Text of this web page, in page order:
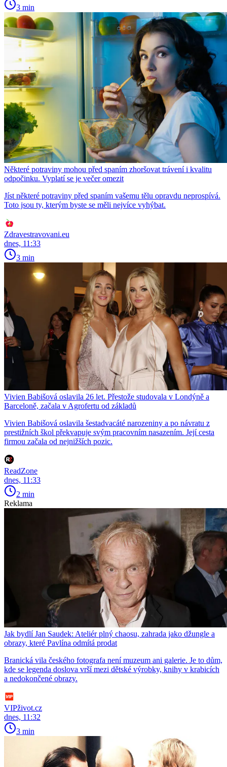
3 min
Některé potraviny mohou před spaním zhoršovat trávení i kvalitu
odpočinku. Vyplatí se je večer omezit
Jíst některé potraviny před spaním vašemu tělu opravdu neprospívá.
Toto jsou ty, kterým byste se měli nejvíce vyhýbat.
Zdravestravovani.eu
dnes, 11:33
3 min
Vivien Babišová oslavila 26 let. Přestože studovala v Londýně a
Barceloně, začala v Agrofertu od základů
Vivien Babišová oslavila šestadvacáté narozeniny a po návratu z
prestižních škol překvapuje svým pracovním nasazením. Její cesta
firmou začala od nejnižších pozic.
ReadZone
dnes, 11:33
2 min
Reklama
Jak bydlí Jan Saudek: Ateliér plný chaosu, zahrada jako džungle a
obrazy, které Pavlína odmítá prodat
Branická vila českého fotografa není muzeum ani galerie. Je to dům,
kde se legenda doslova vrší mezi dětské výrobky, knihy v krabicích
a nedokončené obrazy.
VIPživot.cz
dnes, 11:32
3 min